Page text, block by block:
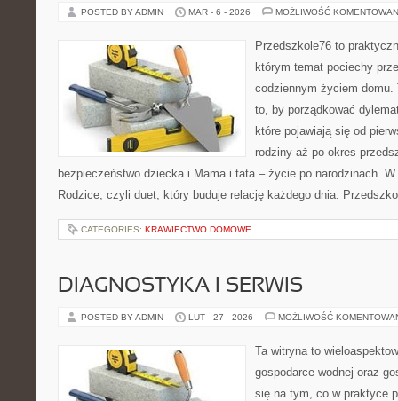
POSTED BY ADMIN MAR - 6 - 2026 MOŻLIWOŚĆ
Przedszkole76 to
którym temat pociechy
codziennym życiem domu.
to, by porządkować
które pojawiają się od
rodziny aż po okres
bezpieczeństwo dziecka i Mama i tata – życie po narodzinach.
Rodzice, czyli duet, który buduje relację każdego dnia.
CATEGORIES: KRAWIECTWO DOMOWE
DIAGNOSTYKA I SERWIS
POSTED BY ADMIN LUT - 27 - 2026 MOŻLIWOŚĆ
Ta witryna to
gospodarce wodnej oraz
się na tym, co w praktyce